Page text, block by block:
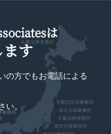
は
す
の方でもお電話による
い。